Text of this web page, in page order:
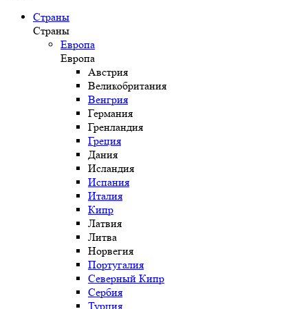
Страны
Страны
Европа
Европа
Австрия
Великобритания
Венгрия
Германия
Гренландия
Греция
Дания
Исландия
Испания
Италия
Кипр
Латвия
Литва
Норвегия
Португалия
Северный Кипр
Сербия
Турция